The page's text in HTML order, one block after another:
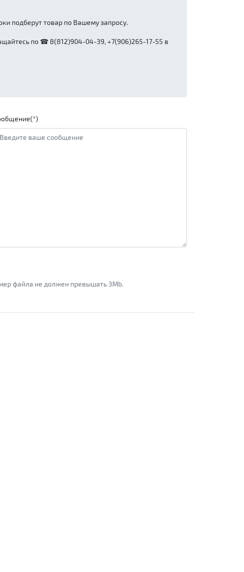
подберут товар по Вашему запросу.
по ☎ 8(812)904-04-39, +7(906)265-17-55 в
файла не должен превышать 3Mb.